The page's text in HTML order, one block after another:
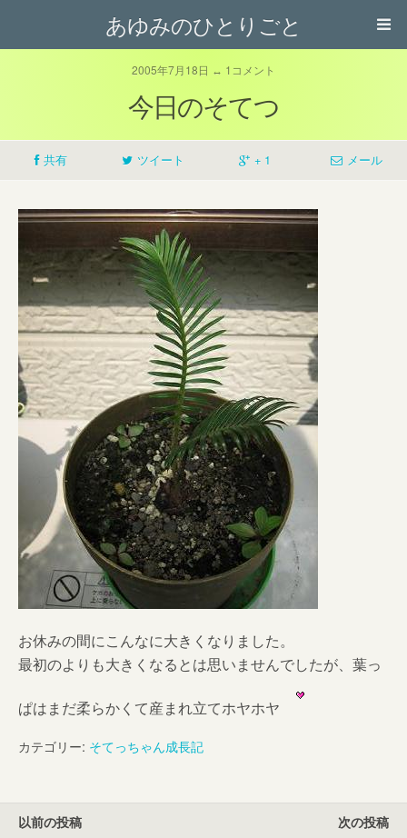
あゆみのひとりごと
2005年7月18日 ↔ 1コメント
今日のそてつ
共有 ツイート + 1 メール
お休みの間にこんなに大きくなりました。
最初のよりも大きくなるとは思いませんでしたが、葉っ
ぱはまだ柔らかくて産まれ立てホヤホヤ
カテゴリー: そてっちゃん成長記
以前の投稿 次の投稿